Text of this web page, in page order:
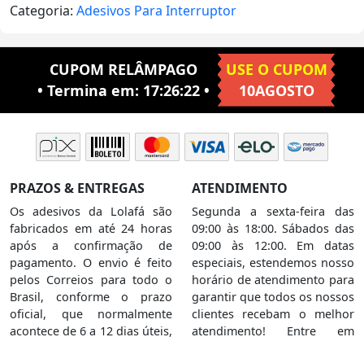
Categoria: Adesivos Para Interruptor
CUPOM RELÂMPAGO
• Termina em: 17:26:22•
USE O CUPOM
10AGOSTO
PRAZOS & ENTREGAS
Os adesivos da Lolafá são
fabricados em até 24 horas
após a confirmação de
pagamento. O envio é feito
pelos Correios para todo o
Brasil, conforme o prazo
oficial, que normalmente
acontece de 6 a 12 dias úteis,
ATENDIMENTO
Segunda a sexta-feira das
09:00 às 18:00. Sábados das
09:00 às 12:00. Em datas
especiais, estendemos nosso
horário de atendimento para
garantir que todos os nossos
clientes recebam o melhor
atendimento! Entre em